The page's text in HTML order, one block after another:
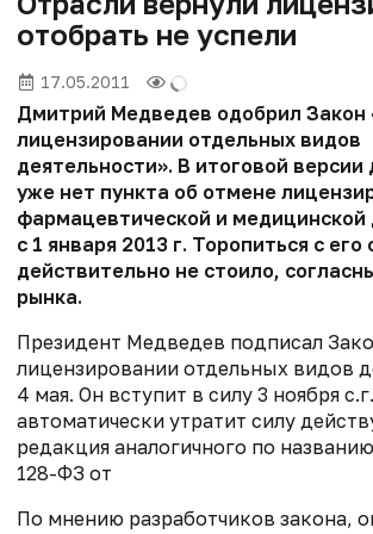
отобрать не успели
17.05.2011
Дмитрий Медведев одобрил Закон
лицензировании отдельных видов
деятельности». В итоговой версии
уже нет пункта об отмене
фармацевтической и медицинской
с 1 января 2013 г. Торопиться с его
действительно не стоило,
рынка.
Президент Медведев подписал
лицензировании отдельных видов
4 мая. Он вступит в силу 3 ноября
автоматически утратит силу
редакция аналогичного по
128-ФЗ от
По мнению разработчиков закона,